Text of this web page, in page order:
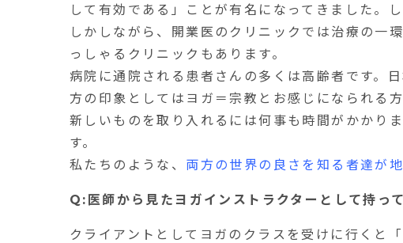
して有効である」ことが有名になってきました。
しかしながら、開業医のクリニックでは治療の一
っしゃるクリニックもあります。
病院に通院される患者さんの多くは高齢者です。
方の印象としてはヨガ＝宗教とお感じになられる
新しいものを取り入れるには何事も時間がかかり
す。
私たちのような、 両方の世界の良さを知る者達が
Q:医師から見たヨガインストラクターとして持っ
クライアントとしてヨガのクラスを受けに行くと